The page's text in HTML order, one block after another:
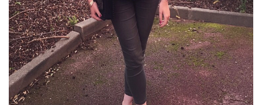
CATÉGORIES
DU BLOG
Beauté
(640)
Actualités